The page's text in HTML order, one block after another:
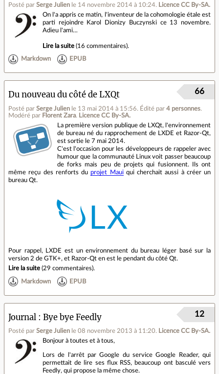
Posté par Serge Julien le 14 novembre 2014 à 10:24. Licence CC By‑SA.
On l'a appris ce matin, l'inventeur de la cohomologie étale est
parti rejoindre Karol Dionizy Buczynski ce 13 novembre.
Adieu l'ami…
Lire la suite (16 commentaires).
Markdown EPUB
Du nouveau du côté de LXQt
Posté par Serge Julien le 13 mai 2014 à 15:56. Édité par 4 personnes.
Modéré par Florent Zara. Licence CC By‑SA.
66
La première version publique de LXQt, l'environnement
de bureau né du rapprochement de LXDE et Razor-Qt,
est sortie le 7 mai 2014.
C'est l'occasion pour les développeurs de rappeler avec
humour que la communauté Linux voit passer beaucoup
de forks mais peu de projets qui fusionnent. Ils ont
même reçu des renforts du projet Mauiqui cherchait aussi à créer un
bureau Qt.
Pour rappel, LXDE est un environnement du bureau léger basé sur la
version 2 de GTK+, et Razor-Qt en est le pendant du côté Qt.
Lire la suite (29 commentaires).
Markdown EPUB
Journal Bye bye Feedly
Posté par Serge Julien le 08 novembre 2013 à 11:20. Licence CC By‑SA.
12
Bonjour à toutes et à tous,
Lors de l'arrêt par Google du service Google Reader, qui
permettait de lire ses flux RSS, beaucoup ont basculé vers
Feedly, qui propose la même chose.